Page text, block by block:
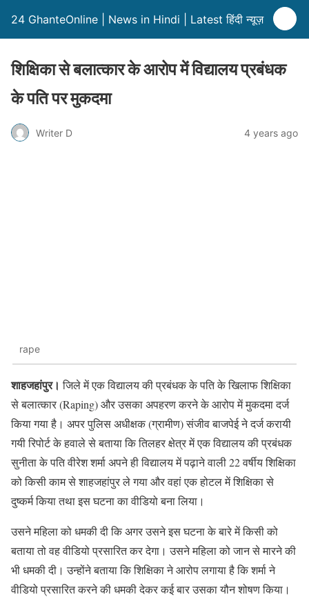
24 GhanteOnline | News in Hindi | Latest हिंदी न्यूज़
शिक्षिका से बलात्कार के आरोप में विद्यालय प्रबंधक
के पति पर मुकदमा
Writer D 4 years ago
rape
शाहजहांपुर। जिले में एक विद्यालय की प्रबंधक के पति के खिलाफ शिक्षिका
से बलात्कार (Raping) और उसका अपहरण करने के आरोप में मुकदमा दर्ज
किया गया है। अपर पुलिस अधीक्षक (ग्रामीण) संजीव बाजपेई ने दर्ज करायी
गयी रिपोर्ट के हवाले से बताया कि तिलहर क्षेत्र में एक विद्यालय की प्रबंधक
सुनीता के पति वीरेश शर्मा अपने ही विद्यालय में पढ़ाने वाली 22 वर्षीय शिक्षिका
को किसी काम से शाहजहांपुर ले गया और वहां एक होटल में शिक्षिका से
दुष्कर्म किया तथा इस घटना का वीडियो बना लिया।
उसने महिला को धमकी दी कि अगर उसने इस घटना के बारे में किसी को
बताया तो वह वीडियो प्रसारित कर देगा। उसने महिला को जान से मारने की
भी धमकी दी। उन्होंने बताया कि शिक्षिका ने आरोप लगाया है कि शर्मा ने
वीडियो प्रसारित करने की धमकी देकर कई बार उसका यौन शोषण किया।